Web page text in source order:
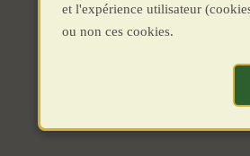
et l'expérience utilisateur
ou non ces cookies.